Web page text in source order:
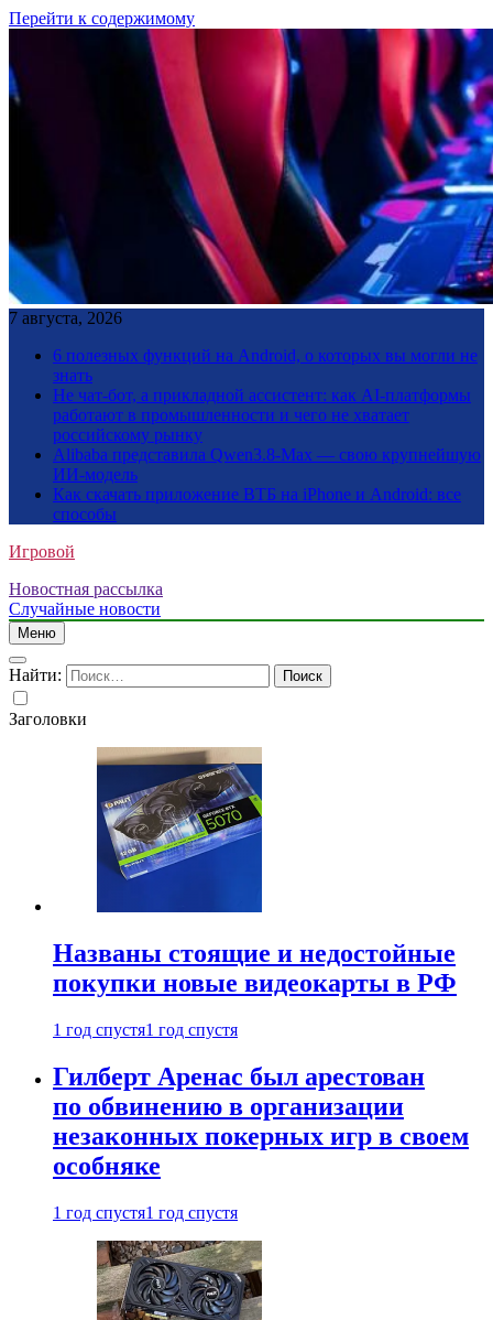
Перейти к содержимому
7 августа, 2026
6 полезных функций на Android, о которых вы могли не
знать
Не чат-бот, а прикладной ассистент: как AI-платформы
работают в промышленности и чего не хватает
российскому рынку
Alibaba представила Qwen3.8-Max — свою крупнейшую
ИИ-модель
Как скачать приложение ВТБ на iPhone и Android: все
способы
Игровой
Новостная рассылка
Случайные новости
Меню
Найти:
Заголовки
Названы стоящие и недостойные
покупки новые видеокарты в РФ
1 год спустя1 год спустя
Гилберт Аренас был арестован
по обвинению в организации
незаконных покерных игр в своем
особняке
1 год спустя1 год спустя